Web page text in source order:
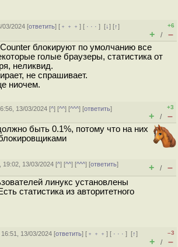
03/2024 [ответить] [ ﹢﹢﹢] [ · · ·][↓] [↑]
+6
+ / –
блокируют по умолчанию все
голые браузеры, статистика от
неликвид.
не спрашивает.
ниочем.
13/03/2024 [^] [^^] [^^^] [ответить]
+3
+ / –
быть 0.1%, потому что на них
19:02, 13/03/2024 [^] [^^] [^^^] [ответить]
+ / –
линукс установлены
статистика из авторитетного
16:51, 13/03/2024 [ответить] [ ﹢﹢﹢] [ · · ·][↑]
–3
+ / –